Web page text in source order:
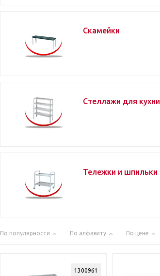
Скамейки
Стеллажи для кухни
Тележки и шпильки
По популярности По алфавиту По цене
1300961